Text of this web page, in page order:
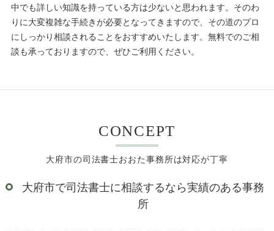
中でも詳しい知識を持っている方は少ないと思われます。そのわ
りに大変複雑な手続きが必要となってきますので、その道のプロ
にしっかり相談されることをおすすめいたします。無料でのご相
談も承っておりますので、ぜひご利用ください。
大府市の司法書士おおた事務所は対応が丁寧
CONCEPT
大府市で司法書士に相談するなら実績のある事務
所